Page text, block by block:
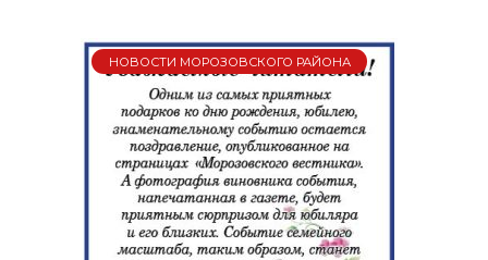
НОВОСТИ МОРОЗОВСКОГО РАЙОНА